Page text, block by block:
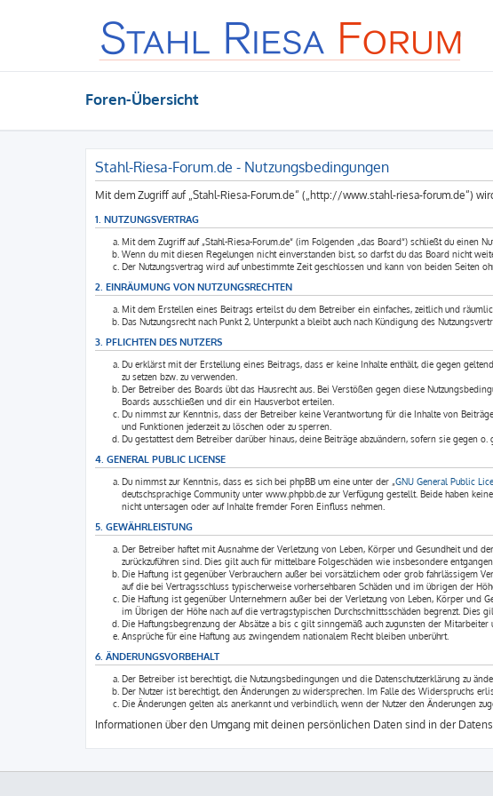
Foren-Übersicht
Stahl-Riesa-Forum.de - Nutzungsbedingungen
Mit dem Zugriff auf „Stahl-Riesa-Forum.de“ („http://www.stahl-riesa-forum.de“)
1. NUTZUNGSVERTRAG
Mit dem Zugriff auf „Stahl-Riesa-Forum.de“ (im Folgenden „das Board“) schließt du einen
Wenn du mit diesen Regelungen nicht einverstanden bist, so darfst du das Board nicht
Der Nutzungsvertrag wird auf unbestimmte Zeit geschlossen und kann von beiden Seiten
2. EINRÄUMUNG VON NUTZUNGSRECHTEN
Mit dem Erstellen eines Beitrags erteilst du dem Betreiber ein einfaches, zeitlich und
Das Nutzungsrecht nach Punkt 2, Unterpunkt a bleibt auch nach Kündigung des
3. PFLICHTEN DES NUTZERS
Du erklärst mit der Erstellung eines Beitrags, dass er keine Inhalte enthält, die gegen
zu setzen bzw. zu verwenden.
Der Betreiber des Boards übt das Hausrecht aus. Bei Verstößen gegen diese
Boards ausschließen und dir ein Hausverbot erteilen.
Du nimmst zur Kenntnis, dass der Betreiber keine Verantwortung für die Inhalte von
und Funktionen jederzeit zu löschen oder zu sperren.
Du gestattest dem Betreiber darüber hinaus, deine Beiträge abzuändern, sofern sie gegen
4. GENERAL PUBLIC LICENSE
Du nimmst zur Kenntnis, dass es sich bei phpBB um eine unter der „GNU General Public
deutschsprachige Community unter www.phpbb.de zur Verfügung gestellt. Beide haben
nicht untersagen oder auf Inhalte fremder Foren Einfluss nehmen.
5. GEWÄHRLEISTUNG
Der Betreiber haftet mit Ausnahme der Verletzung von Leben, Körper und Gesundheit und
zurückzuführen sind. Dies gilt auch für mittelbare Folgeschäden wie insbesondere
Die Haftung ist gegenüber Verbrauchern außer bei vorsätzlichem oder grob fahrlässigem
auf die bei Vertragsschluss typischerweise vorhersehbaren Schäden und im übrigen der
Die Haftung ist gegenüber Unternehmern außer bei der Verletzung von Leben, Körper und
im Übrigen der Höhe nach auf die vertragstypischen Durchschnittsschäden begrenzt. Dies
Die Haftungsbegrenzung der Absätze a bis c gilt sinngemäß auch zugunsten der Mitarbeiter
Ansprüche für eine Haftung aus zwingendem nationalem Recht bleiben unberührt.
6. ÄNDERUNGSVORBEHALT
Der Betreiber ist berechtigt, die Nutzungsbedingungen und die Datenschutzerklärung zu
Der Nutzer ist berechtigt, den Änderungen zu widersprechen. Im Falle des Widerspruchs
Die Änderungen gelten als anerkannt und verbindlich, wenn der Nutzer den Änderungen
Informationen über den Umgang mit deinen persönlichen Daten sind in der